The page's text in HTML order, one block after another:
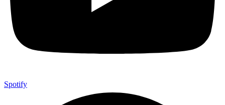
Spotify